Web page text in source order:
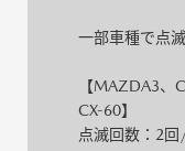
一部車種で点
【MAZDA3、
CX-60】
点滅回数：2